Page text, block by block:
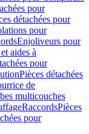
pour
détachées pour
pour
Enjoliveurs pour
aides à
pour
Pièces détachées
de
multicouches
RaccordsPièces
pour